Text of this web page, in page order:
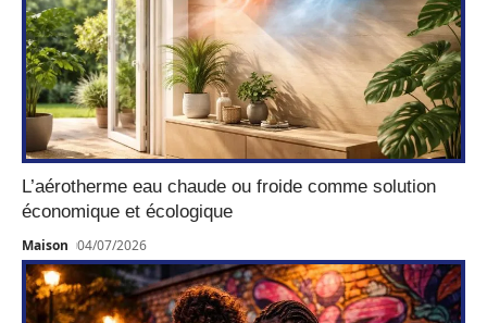
L’aérotherme eau chaude ou froide comme solution
économique et écologique
Maison 04/07/2026